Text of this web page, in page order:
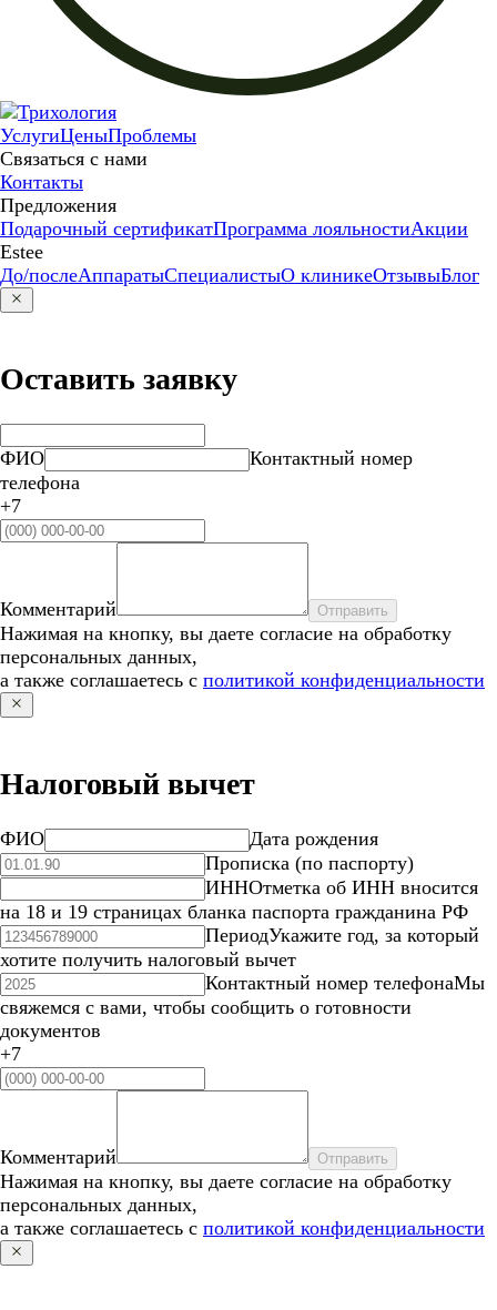
УслугиЦеныПроблемы
Связаться с нами
Контакты
Предложения
Подарочный сертификатПрограмма лояльностиАкции
Estee
До/послеАппаратыСпециалистыО клиникеОтзывыБлог
Оставить заявку
ФИО
Контактный номер
телефона
+7
Комментарий Отправить
Нажимая на кнопку, вы даете согласие на обработку
персональных данных,
а также соглашаетесь с политикой конфиденциальности
Налоговый вычет
ФИО
Дата рождения
Прописка (по паспорту)
ИННОтметка об ИНН вносится
на 18 и 19 страницах бланка паспорта гражданина РФ
ПериодУкажите год, за который
хотите получить налоговый вычет
Контактный номер телефонаМы
свяжемся с вами, чтобы сообщить о готовности
документов
+7
Комментарий Отправить
Нажимая на кнопку, вы даете согласие на обработку
персональных данных,
а также соглашаетесь с политикой конфиденциальности